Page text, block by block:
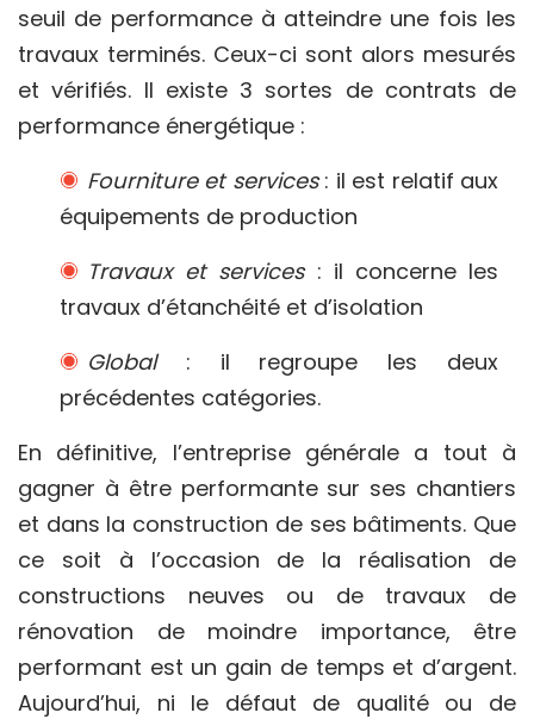
seuil de performance à atteindre une fois les
travaux terminés. Ceux-ci sont alors mesurés
et vérifiés. Il existe 3 sortes de contrats de
performance énergétique :
Fourniture et services: il est relatif aux
équipements de production
Travaux et services: il concerne les
travaux d’étanchéité et d’isolation
Global: il regroupe les deux
précédentes catégories.
En définitive, l’entreprise générale a tout à
gagner à être performante sur ses chantiers
et dans la construction de ses bâtiments. Que
ce soit à l’occasion de la réalisation de
constructions neuves ou de travaux de
rénovation de moindre importance, être
performant est un gain de temps et d’argent.
Aujourd’hui, ni le défaut de qualité ou de